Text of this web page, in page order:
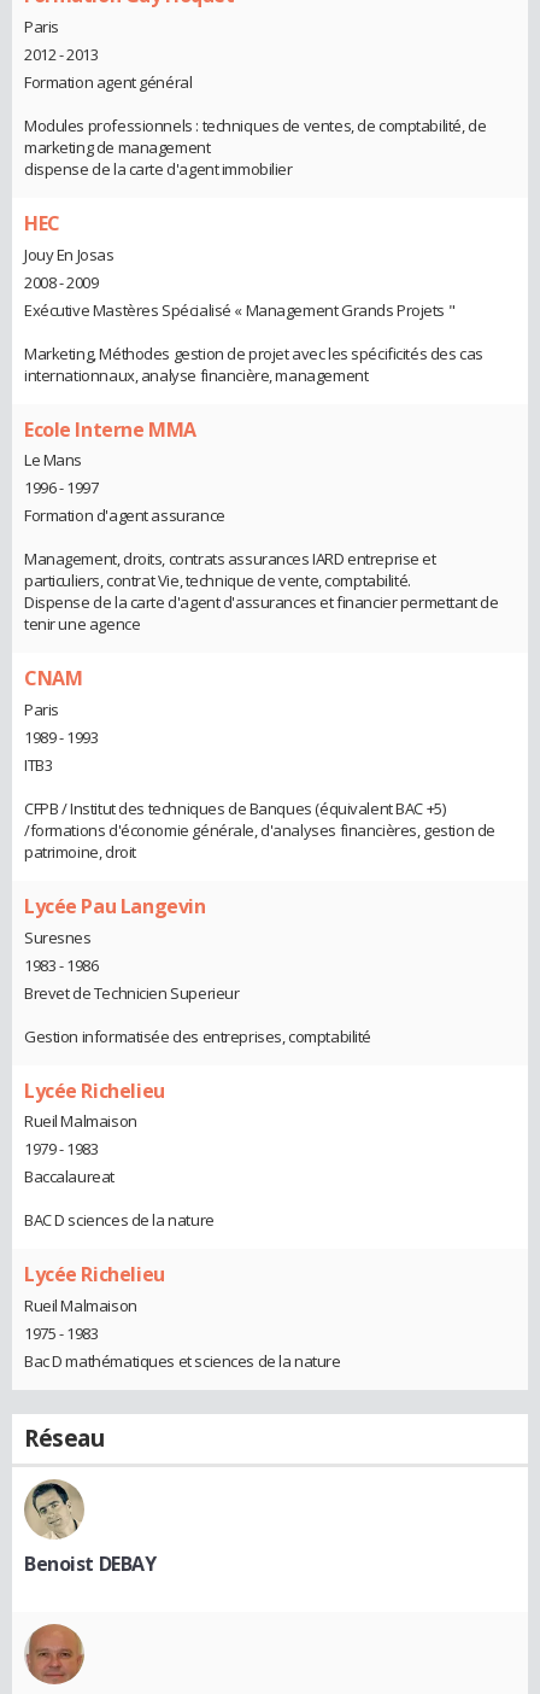
Paris
2012 - 2013
Formation agent général
Modules professionnels : techniques de ventes, de comptabilité, de
marketing de management
dispense de la carte d'agent immobilier
HEC
Jouy En Josas
2008 - 2009
Exécutive Mastères Spécialisé « Management Grands Projets "
Marketing, Méthodes gestion de projet avec les spécificités des cas
internationnaux, analyse financière, management
Ecole Interne MMA
Le Mans
1996 - 1997
Formation d'agent assurance
Management, droits, contrats assurances IARD entreprise et
particuliers, contrat Vie, technique de vente, comptabilité.
Dispense de la carte d'agent d'assurances et financier permettant de
tenir une agence
CNAM
Paris
1989 - 1993
ITB3
CFPB / Institut des techniques de Banques (équivalent BAC +5)
/formations d'économie générale, d'analyses financières, gestion de
patrimoine, droit
Lycée Pau Langevin
Suresnes
1983 - 1986
Brevet de Technicien Superieur
Gestion informatisée des entreprises, comptabilité
Lycée Richelieu
Rueil Malmaison
1979 - 1983
Baccalaureat
BAC D sciences de la nature
Lycée Richelieu
Rueil Malmaison
1975 - 1983
Bac D mathématiques et sciences de la nature
Réseau
Benoist DEBAY